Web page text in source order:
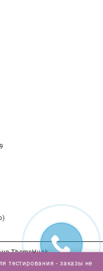
ThemeHunk
тестирования - заказы не